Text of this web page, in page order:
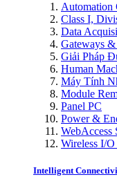
Automation
Class I,
Data
Gateways
Giải Pháp
Human
Máy Tính
Module
Panel PC
Power &
WebAccess
Wireless I/
Intelligent